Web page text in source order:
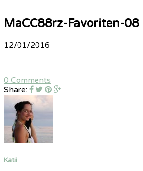
MaCC88rz-Favoriten-08
12/01/2016
0 Comments
Share:
Katii